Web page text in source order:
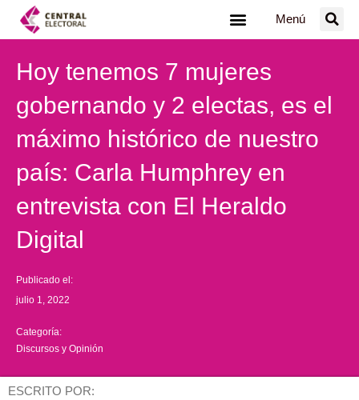
Menú
Hoy tenemos 7 mujeres
gobernando y 2 electas, es el
máximo histórico de nuestro
país: Carla Humphrey en
entrevista con El Heraldo
Digital
Publicado el:
julio 1, 2022
Categoría:
Discursos y Opinión
ESCRITO POR: